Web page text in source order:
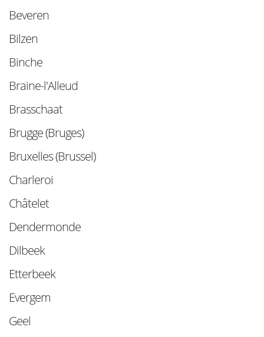
Beveren
Bilzen
Binche
Braine-l'Alleud
Brasschaat
Brugge (Bruges)
Bruxelles (Brussel)
Charleroi
Châtelet
Dendermonde
Dilbeek
Etterbeek
Evergem
Geel